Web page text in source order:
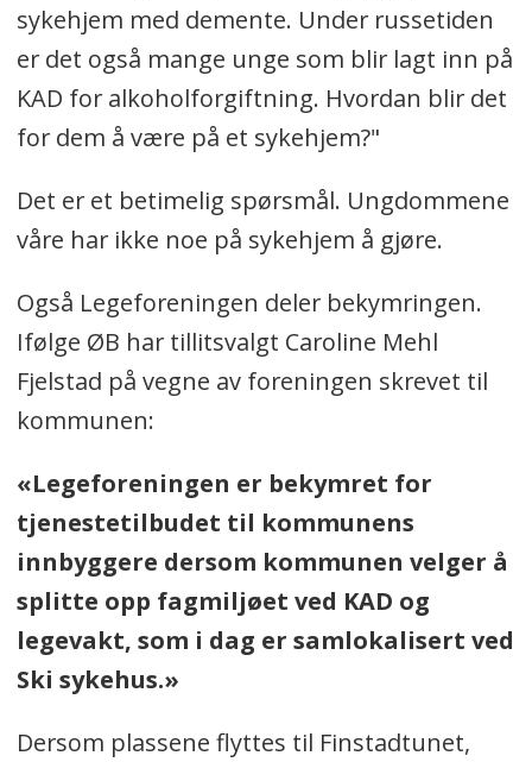
sykehjem med demente. Under russetiden
er det også mange unge som blir lagt inn på
KAD for alkoholforgiftning. Hvordan blir det
for dem å være på et sykehjem?"
Det er et betimelig spørsmål. Ungdommene
våre har ikke noe på sykehjem å gjøre.
Også Legeforeningen deler bekymringen.
Ifølge ØB har tillitsvalgt Caroline Mehl
Fjelstad på vegne av foreningen skrevet til
kommunen:
«Legeforeningen er bekymret for
tjenestetilbudet til kommunens
innbyggere dersom kommunen velger å
splitte opp fagmiljøet ved KAD og
legevakt, som i dag er samlokalisert ved
Ski sykehus.»
Dersom plassene flyttes til Finstadtunet,